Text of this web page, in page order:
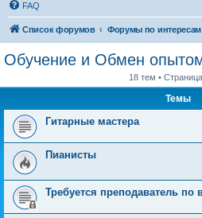
FAQ
Список форумов Форумы по интересам
Обучение и Обмен
18 тем • Страница
Темы
Гитарные мастера
Пианисты
Требуется преподаватель по